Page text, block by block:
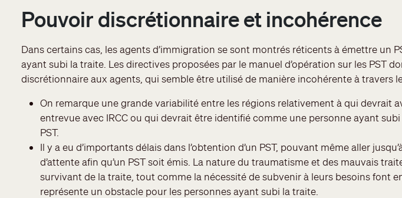
Pouvoir discrétionnaire et incohérence
Dans certains cas, les agents d’immigration se sont montrés réticents à émettre un
ayant subi la traite. Les directives proposées par le manuel d’opération sur les PST
discrétionnaire aux agents, qui semble être utilisé de manière incohérente à travers
On remarque une grande variabilité entre les régions relativement à qui devrait
entrevue avec IRCC ou qui devrait être identifié comme une personne ayant
PST.
Il y a eu d’importants délais dans l’obtention d’un PST, pouvant même aller
d’attente afin qu’un PST soit émis. La nature du traumatisme et des mauvais
survivant de la traite, tout comme la nécessité de subvenir à leurs besoins font
représente un obstacle pour les personnes ayant subi la traite.